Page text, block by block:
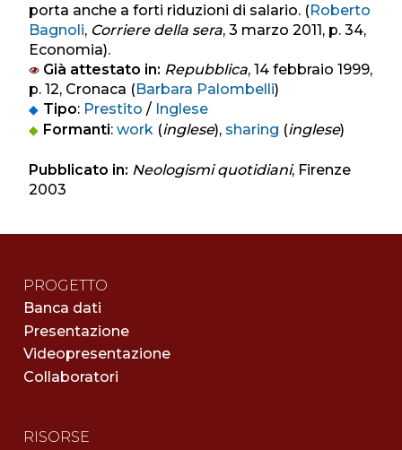
porta anche a forti riduzioni di salario. (Roberto
Bagnoli, Corriere della sera, 3 marzo 2011, p. 34,
Economia).
Già attestato in: Repubblica, 14 febbraio 1999,
p. 12, Cronaca (Barbara Palombelli)
Tipo: Prestito / Inglese
Formanti:work (inglese), sharing (inglese)
Pubblicato in: Neologismi quotidiani, Firenze
2003
PROGETTO
Banca dati
Presentazione
Videopresentazione
Collaboratori
RISORSE